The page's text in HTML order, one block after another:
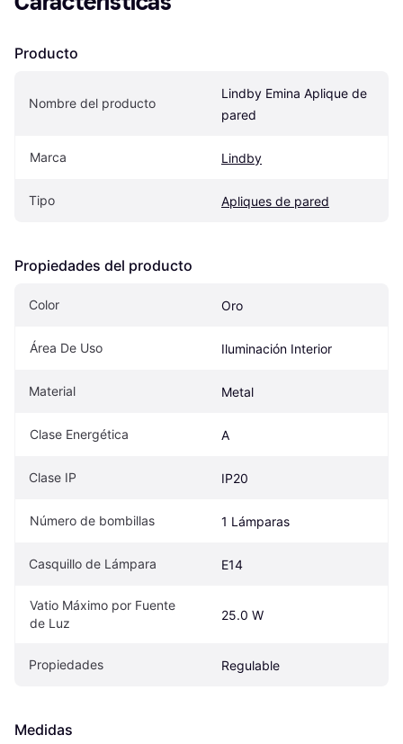
Producto
Nombre del producto
Lindby Emina Aplique de
pared
Marca Lindby
Tipo Apliques de pared
Propiedades del producto
Color Oro
Área De Uso Iluminación Interior
Material Metal
Clase Energética A
Clase IP IP20
Número de bombillas 1 Lámparas
Casquillo de Lámpara E14
Vatio Máximo por Fuente
de Luz
25.0 W
Propiedades Regulable
Medidas